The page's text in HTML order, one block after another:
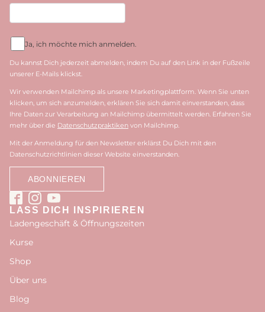
Ja, ich möchte mich anmelden.
Du kannst Dich jederzeit abmelden, indem Du auf den Link in der Fußzeile
unserer E-Mails klickst.
Wir verwenden Mailchimp als unsere Marketingplattform. Wenn Sie unten
klicken, um sich anzumelden, erklären Sie sich damit einverstanden, dass
Ihre Daten zur Verarbeitung an Mailchimp übermittelt werden. Erfahren Sie
mehr über die Datenschutzpraktiken von Mailchimp.
Mit der Anmeldung für den Newsletter erklärst Du Dich mit den
Datenschutzrichtlinien dieser Website einverstanden.
LASS DICH INSPIRIEREN
Ladengeschäft & Öffnungszeiten
Kurse
Shop
Über uns
Blog